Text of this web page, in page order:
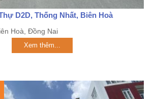
D2D, Thống Nhất, Biên Hoà
Hoà, Đồng Nai
Xem thêm...